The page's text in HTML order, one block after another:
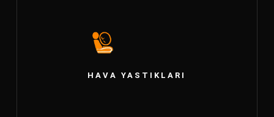
HAVA YASTIKLARI